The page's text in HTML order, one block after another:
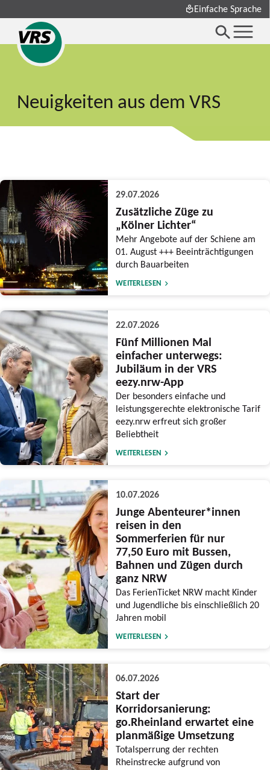
Einfache Sprache
Neuigkeiten aus dem VRS
29.07.2026
Zusätzliche Züge zu
„Kölner Lichter“
Mehr Angebote auf der Schiene am
01. August +++ Beeinträchtigungen
durch Bauarbeiten
WEITERLESEN
22.07.2026
Fünf Millionen Mal
einfacher unterwegs:
Jubiläum in der VRS
eezy.nrw-App
Der besonders einfache und
leistungsgerechte elektronische Tarif
eezy.nrw erfreut sich großer
Beliebtheit
WEITERLESEN
10.07.2026
Junge Abenteurer*innen
reisen in den
Sommerferien für nur
77,50 Euro mit Bussen,
Bahnen und Zügen durch
ganz NRW
Das FerienTicket NRW macht Kinder
und Jugendliche bis einschließlich 20
Jahren mobil
WEITERLESEN
06.07.2026
Start der
Korridorsanierung:
go.Rheinland erwartet eine
planmäßige Umsetzung
Totalsperrung der rechten
Rheinstrecke aufgrund von